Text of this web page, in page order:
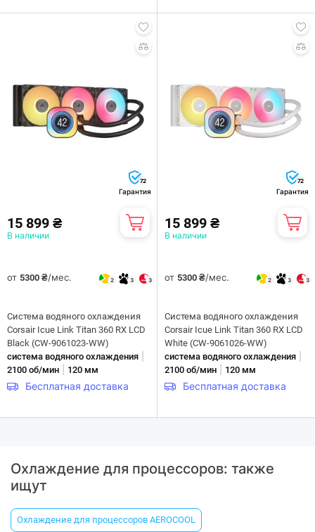
72
Гарантия
15 899 ₴
В наличии
от 5300 ₴/мес. 2 3 3
Система водяного охлаждения
Corsair Icue Link Titan 360 RX LCD
Black (CW-9061023-WW)
система водяного охлаждения
2100 об/мин 120 мм
Бесплатная доставка
72
Гарантия
15 899 ₴
В наличии
от 5300 ₴/мес. 2 3 3
Система водяного охлаждения
Corsair Icue Link Titan 360 RX LCD
White (CW-9061026-WW)
система водяного охлаждения
2100 об/мин 120 мм
Бесплатная доставка
Охлаждение для процессоров: также
ищут
Охлаждение для процессоров AEROCOOL